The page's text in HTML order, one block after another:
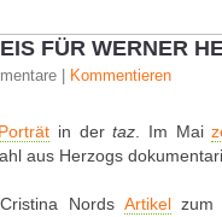
FÜR WERNER
| Kommentieren
in dertaz. Im Mai
aus Herzogs
Nords Artikelzum